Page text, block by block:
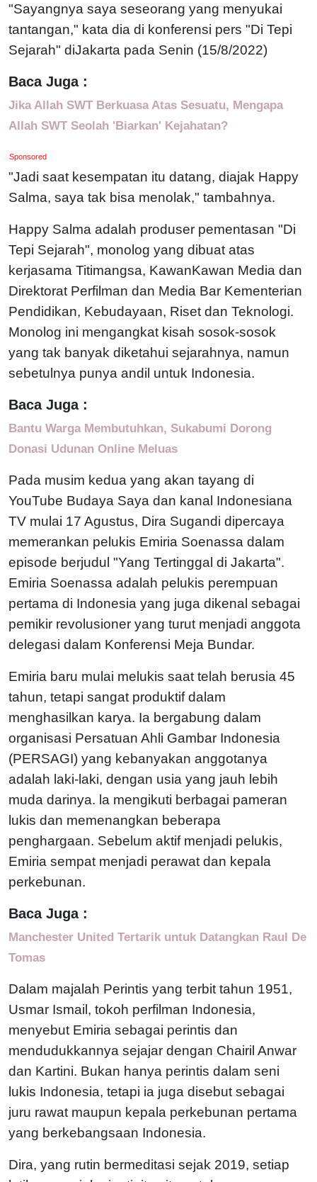
"Sayangnya saya seseorang yang menyukai
tantangan," kata dia di konferensi pers "Di Tepi
Sejarah" diJakarta pada Senin (15/8/2022)
Baca Juga :
Jika Allah SWT Berkuasa Atas Sesuatu, Mengapa
Allah SWT Seolah 'Biarkan' Kejahatan?
Sponsored
"Jadi saat kesempatan itu datang, diajak Happy
Salma, saya tak bisa menolak," tambahnya.
Happy Salma adalah produser pementasan "Di
Tepi Sejarah", monolog yang dibuat atas
kerjasama Titimangsa, KawanKawan Media dan
Direktorat Perfilman dan Media Bar Kementerian
Pendidikan, Kebudayaan, Riset dan Teknologi.
Monolog ini mengangkat kisah sosok-sosok
yang tak banyak diketahui sejarahnya, namun
sebetulnya punya andil untuk Indonesia.
Baca Juga :
Bantu Warga Membutuhkan, Sukabumi Dorong
Donasi Udunan Online Meluas
Pada musim kedua yang akan tayang di
YouTube Budaya Saya dan kanal Indonesiana
TV mulai 17 Agustus, Dira Sugandi dipercaya
memerankan pelukis Emiria Soenassa dalam
episode berjudul "Yang Tertinggal di Jakarta".
Emiria Soenassa adalah pelukis perempuan
pertama di Indonesia yang juga dikenal sebagai
pemikir revolusioner yang turut menjadi anggota
delegasi dalam Konferensi Meja Bundar.
Emiria baru mulai melukis saat telah berusia 45
tahun, tetapi sangat produktif dalam
menghasilkan karya. Ia bergabung dalam
organisasi Persatuan Ahli Gambar Indonesia
(PERSAGI) yang kebanyakan anggotanya
adalah laki-laki, dengan usia yang jauh lebih
muda darinya. la mengikuti berbagai pameran
lukis dan memenangkan beberapa
penghargaan. Sebelum aktif menjadi pelukis,
Emiria sempat menjadi perawat dan kepala
perkebunan.
Baca Juga :
Manchester United Tertarik untuk Datangkan Raul De
Tomas
Dalam majalah Perintis yang terbit tahun 1951,
Usmar Ismail, tokoh perfilman Indonesia,
menyebut Emiria sebagai perintis dan
mendudukkannya sejajar dengan Chairil Anwar
dan Kartini. Bukan hanya perintis dalam seni
lukis Indonesia, tetapi ia juga disebut sebagai
juru rawat maupun kepala perkebunan pertama
yang berkebangsaan Indonesia.
Dira, yang rutin bermeditasi sejak 2019, setiap